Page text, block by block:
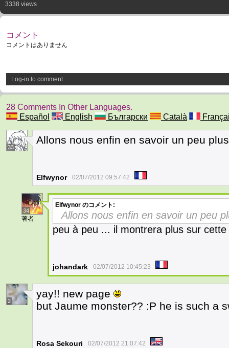
3338 views
コメント
コメントはありません
Log-in to comment
28 Comments In Other Languages.
Español
English Български Català
33
Allons nous enfin en savoir un peu
Elfwynor 02/07/2012 09:57:42
34
著者
Elfwynor のコメント:
Allons nous enfin en savoir un peu
peu à peu ... il montrera plus sur
johandark 02/07/2012 10:45:23
2
yay!! new page
but Jaume monster?? :P he is such a
Rosa Sekouri 02/07/2012 21:07:42